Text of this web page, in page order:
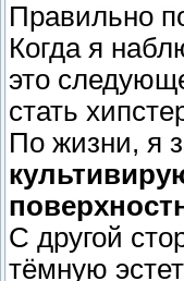
Правильно
Когда я
это
стать
По жизни, я
С другой
тёмную